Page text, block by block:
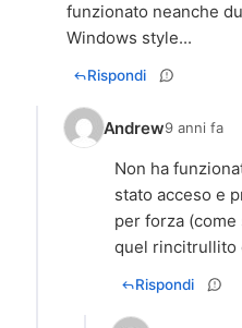
funzionato neanche
Windows style...
Rispondi
Andrew9 anni fa
Non ha
stato acceso e
per forza
quel rincitrullito
Rispondi